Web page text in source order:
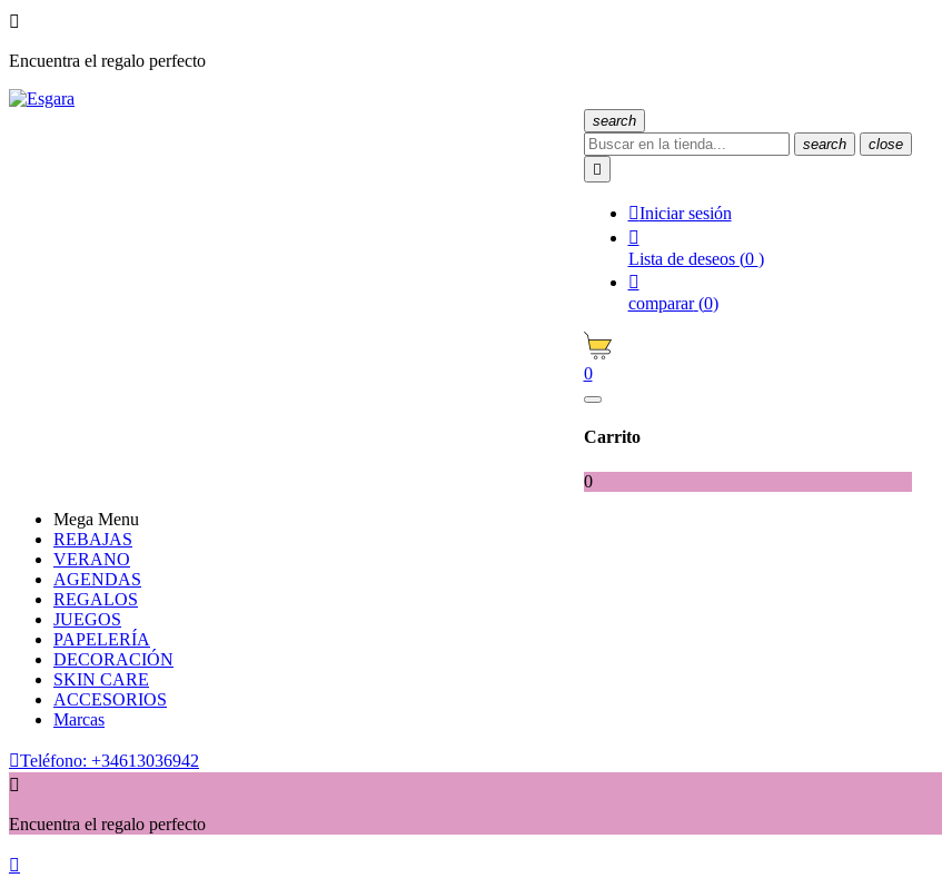

Encuentra el regalo perfecto
search
search
close

Iniciar sesión

Lista de deseos (0 )

comparar (0)
0
Carrito
0
Mega Menu
REBAJAS
VERANO
AGENDAS
REGALOS
JUEGOS
PAPELERÍA
DECORACIÓN
SKIN CARE
ACCESORIOS
Marcas
Teléfono: +34613036942

Encuentra el regalo perfecto
